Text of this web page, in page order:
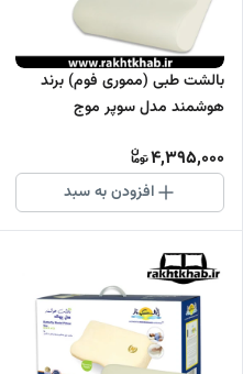
بالشت طبی (مموری فوم) برند
هوشمند مدل سوپر موج
4,395,000
افزودن به سبد